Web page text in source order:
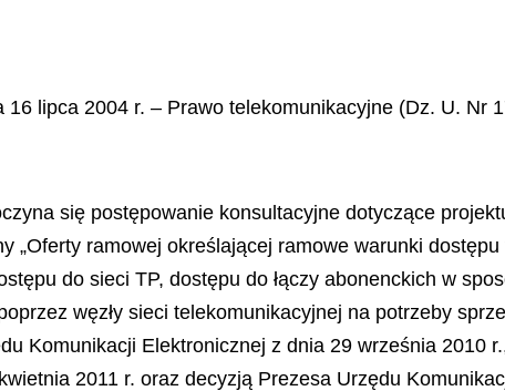
lipca 2004 r. – Prawo telekomunikacyjne (Dz. U. Nr
się postępowanie konsultacyjne dotyczące
„Oferty ramowej określającej ramowe warunki
do sieci TP, dostępu do łączy abonenckich w
węzły sieci telekomunikacyjnej na potrzeby
Komunikacji Elektronicznej z dnia 29 września 2010
2011 r. oraz decyzją Prezesa Urzędu